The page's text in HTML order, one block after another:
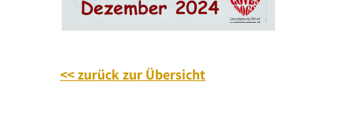
<< zurück zur Übersicht